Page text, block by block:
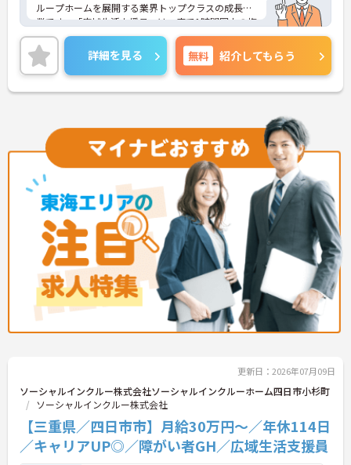
ループホームを展開する業界トップクラスの成長企
業です。「広域生活支援員」は、車で1時間圏内の複
数施設を横断的に担当し、現場支援とパートスタッ
フのサポートを行うハイクラスなポジションです。
最新設備とバリアフリーが完備され、スタッフの身
体的負担が少なく、広域手当5万円が付与されるこ
とで高い給与水準を実現しています。年間休日114
年70歳まで長期的に活躍できる制度が盤石に整って
います。複数施設を経験することで培われるマネジ
メント視点は、将来的なエリアマネージャーへのキ
ャリアアップにも直結しており、最新の環境で専門
性を発揮したいプロフェッショナルの方にお勧めで
す。
★おすすめPOINT★
・広域支援員として複数のホームを巡るため、各ホ
ームのパートスタッフの教育やサポートにも携わる
ことができ、現場の介助業務にとどまらず、施設運
営や人材育成の視点を養うことで、将来のエリアマ
ネージャー候補としてのステップアップに直結しま
す。
・定年70歳、再雇用75歳までという業界屈指の制度
・全施設がバリアフリー設計かつ最新設備を備えて
おり、清潔感にあふれた美しい環境です。ハード面
に加え、ソフト面でも「献立の事前決定・レシピ完
備」により現場の負担が大幅に軽減されています。
ご利用者様の安全性はもちろん、働くスタッフにと
詳細を見る 無料 紹介してもらう
更新日：2026年07月09日
ソーシャルインクルー株式会社ソーシャルインクルーホーム四日市小杉町
ソーシャルインクルー株式会社
【三重県／四日市市】月給30万円～／年休114日
／キャリアUP◎／障がい者GH／広域生活支援員